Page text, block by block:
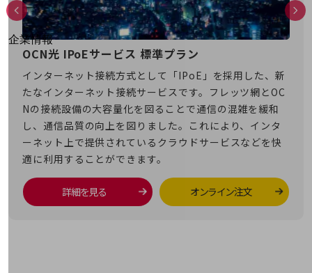
別ウィンドウで開きます
企業情報
企業情報TOP
会社案内
会社案内TOP
組織
社長からのご挨拶
事業拠点
OCN光 IPoEサービス 標準プラン
インターネット接続方式として「IPoE」を採用した、新
たなインターネット接続サービスです。フレッツ網とOC
Nの接続設備の大容量化を図ることで通信の混雑を緩和
し、通信品質の向上を図りました。これにより、インタ
ーネット上で提供されているクラウドサービスなどを快
適に利用することができます。
詳細を見る オンライン注文